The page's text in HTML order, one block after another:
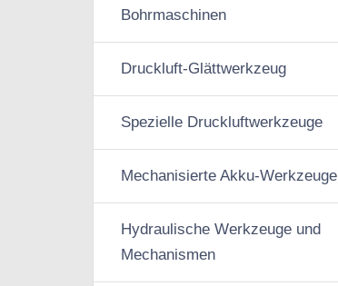
Bohrmaschinen
Druckluft-Glättwerkzeug
Spezielle Druckluftwerkzeuge
Mechanisierte Akku-Werkzeuge
Hydraulische Werkzeuge und
Mechanismen